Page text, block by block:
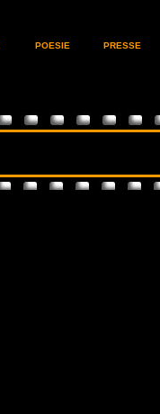
POESIE PRESSE